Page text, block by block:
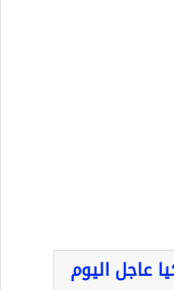
عاجل اليوم